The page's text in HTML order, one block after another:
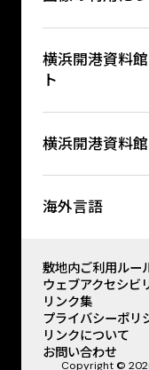
横浜開港資料
ト
横浜開港資料
海外言語
敷地内ご利用ルー
ウェブアクセシビ
リンク集
プライバシーポリ
リンクについて
お問い合わせ
Copyright ©